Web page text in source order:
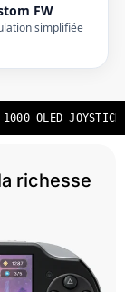
FW
simplifiée
OLED JOYSTICK
richesse